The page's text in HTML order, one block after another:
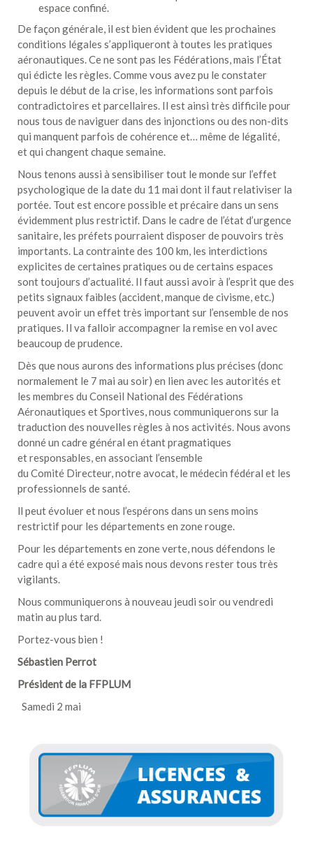
espace confiné.
De façon générale, il est bien évident que les prochaines
conditions légales s’appliqueront à toutes les pratiques
aéronautiques. Ce ne sont pas les Fédérations, mais l’État
qui édicte les règles. Comme vous avez pu le constater
depuis le début de la crise, les informations sont parfois
contradictoires et parcellaires. Il est ainsi très difficile pour
nous tous de naviguer dans des injonctions ou des non-dits
qui manquent parfois de cohérence et… même de légalité,
et qui changent chaque semaine.
Nous tenons aussi à sensibiliser tout le monde sur l’effet
psychologique de la date du 11 mai dont il faut relativiser la
portée. Tout est encore possible et précaire dans un sens
évidemment plus restrictif. Dans le cadre de l’état d’urgence
sanitaire, les préfets pourraient disposer de pouvoirs très
importants. La contrainte des 100 km, les interdictions
explicites de certaines pratiques ou de certains espaces
sont toujours d’actualité. Il faut aussi avoir à l’esprit que des
petits signaux faibles (accident, manque de civisme, etc.)
peuvent avoir un effet très important sur l’ensemble de nos
pratiques. Il va falloir accompagner la remise en vol avec
beaucoup de prudence.
Dès que nous aurons des informations plus précises (donc
normalement le 7 mai au soir) en lien avec les autorités et
les membres du Conseil National des Fédérations
Aéronautiques et Sportives, nous communiquerons sur la
traduction des nouvelles règles à nos activités. Nous avons
donné un cadre général en étant pragmatiques
et responsables, en associant l’ensemble
du Comité Directeur, notre avocat, le médecin fédéral et les
professionnels de santé.
ll peut évoluer et nous l’espérons dans un sens moins
restrictif pour les départements en zone rouge.
Pour les départements en zone verte, nous défendons le
cadre qui a été exposé mais nous devons rester tous très
vigilants.
Nous communiquerons à nouveau jeudi soir ou vendredi
matin au plus tard.
Portez-vous bien !
Sébastien Perrot
Président de la FFPLUM
Samedi 2 mai